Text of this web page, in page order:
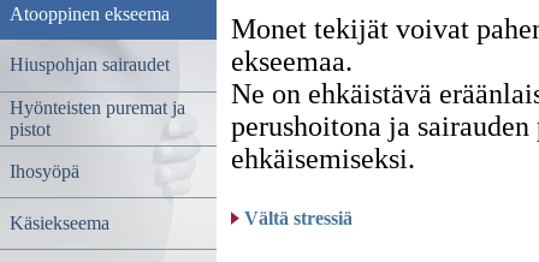
Atooppinen ekseema
Hiuspohjan sairaudet
Hyönteisten puremat ja
pistot
Ihosyöpä
Käsiekseema
Monet tekijät voivat
ekseemaa.
Ne on ehkäistävä
perushoitona ja sairauden
ehkäisemiseksi.
Vältä stressiä